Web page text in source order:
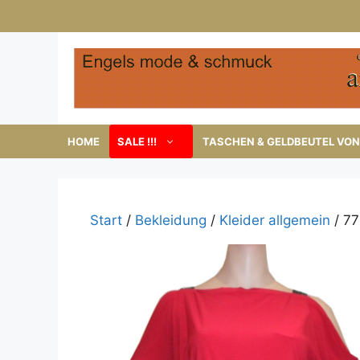
Inhalt
HOME SALE !!! TASCHEN & GELDBEUTEL
Start / Bekleidung / Kleider allgemein /